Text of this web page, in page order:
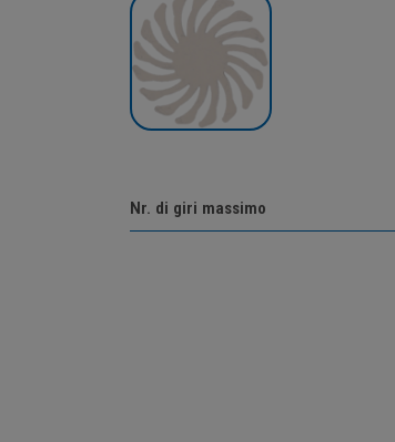
Nr. di giri massimo